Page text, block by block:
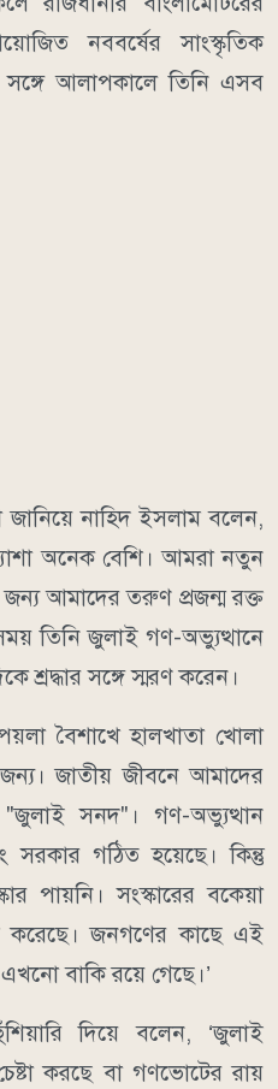
নববর্ষের সাংস্কৃতিক
সঙ্গে আলাপকালে তিনি এসব
জানিয়ে নাহিদ ইসলাম বলেন,
অনেক বেশি। আমরা নতুন
আমাদের তরুণ প্রজন্ম রক্ত
তিনি জুলাই গণ-অভ্যুত্থানে
শ্রদ্ধার সঙ্গে স্মরণ করেন।
বৈশাখে হালখাতা খোলা
জাতীয় জীবনে আমাদের
সনদ"। গণ-অভ্যুত্থান
সরকার গঠিত হয়েছে। কিন্তু
পায়নি। সংস্কারের বকেয়া
করেছে। জনগণের কাছে এই
বাকি রয়ে গেছে।’
দিয়ে বলেন, ‘জুলাই
করছে বা গণভোটের রায়